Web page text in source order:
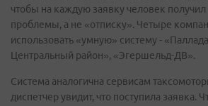
чтобы на каждую заявку человек
проблемы, а не «отписку». Четыре
использовать «умную» систему -
Центральный район», «Эгершельд-ДВ».
Система аналогична сервисам
диспетчер увидит, что поступила заявка.